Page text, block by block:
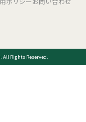
All Rights Reserved.